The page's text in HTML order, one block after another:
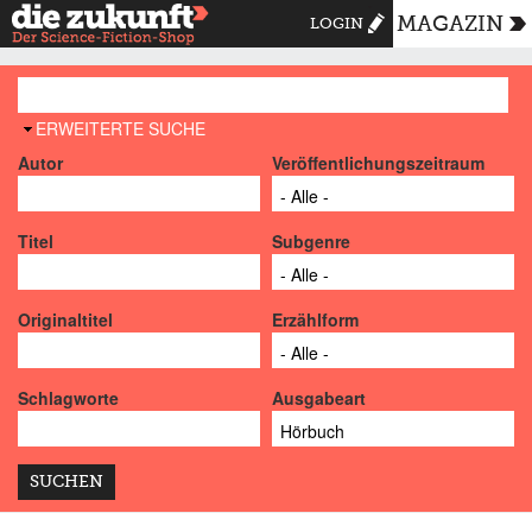
LOGIN MAGAZIN
AUSBLENDEN
ERWEITERTE SUCHE
Autor
Veröffentlichungszeitraum
Titel Subgenre
Originaltitel Erzählform
Schlagworte Ausgabeart